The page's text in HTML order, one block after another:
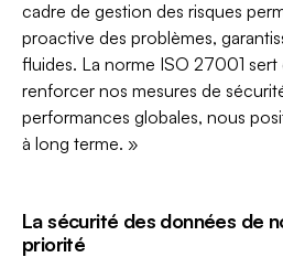
cadre de gestion des risques
proactive des problèmes,
fluides. La norme ISO 27001
renforcer nos mesures de
performances globales, nous
à long terme. »
La sécurité des données de
priorité